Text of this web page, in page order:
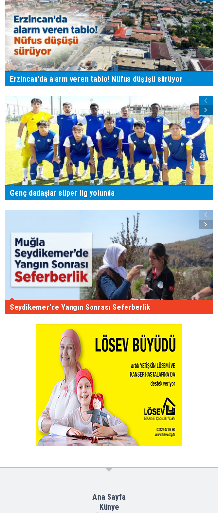
Erzincan'da alarm veren tablo! Nüfus düşüşü sürüyor
Genç dadaşlar süper lig yolunda
Seydikemer'de Yangın Sonrası Seferberlik
Ana Sayfa
Künye